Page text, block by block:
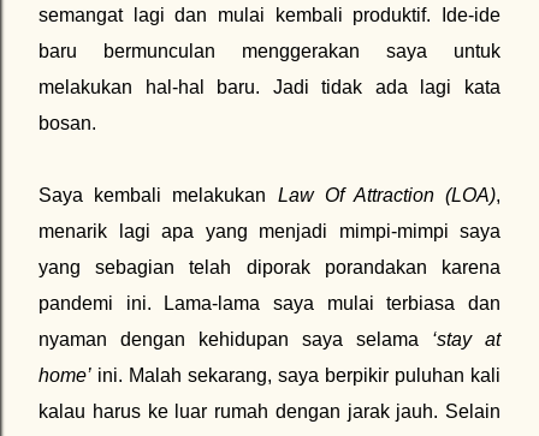
semangat lagi dan mulai kembali produktif. Ide-ide
baru bermunculan menggerakan saya untuk
melakukan hal-hal baru. Jadi tidak ada lagi kata
bosan.
Saya kembali melakukan Law Of Attraction (LOA),
menarik lagi apa yang menjadi mimpi-mimpi saya
yang sebagian telah diporak porandakan karena
pandemi ini. Lama-lama saya mulai terbiasa dan
nyaman dengan kehidupan saya selama ‘stay at
home’ ini. Malah sekarang, saya berpikir puluhan kali
kalau harus ke luar rumah dengan jarak jauh. Selain